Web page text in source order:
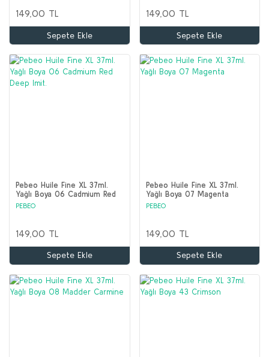
149,00 TL
Sepete Ekle
149,00 TL
Sepete Ekle
Pebeo Huile Fine XL 37ml.
Yağlı Boya 06 Cadmium Red
Deep Imit.
PEBEO
149,00 TL
Sepete Ekle
Pebeo Huile Fine XL 37ml.
Yağlı Boya 07 Magenta
PEBEO
149,00 TL
Sepete Ekle